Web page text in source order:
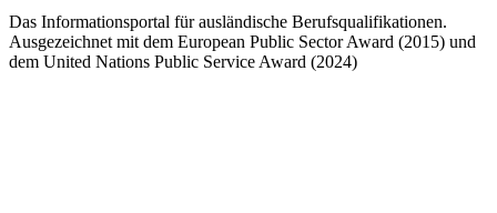
Das Informationsportal für ausländische Berufsqualifikationen.
Ausgezeichnet mit dem European Public Sector Award (2015) und
dem United Nations Public Service Award (2024)